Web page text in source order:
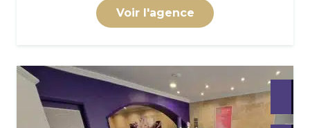
Voir l'agence